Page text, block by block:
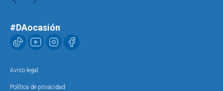
#DAocasión
Aviso legal
Política de privacidad